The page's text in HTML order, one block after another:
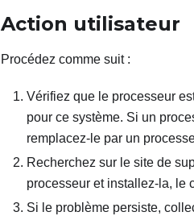
Action utilisateur
Procédez comme suit :
Vérifiez que le processeur
pour ce système. Si un
remplacez-le par un
Recherchez sur le site de
processeur et installez-la, le
Si le problème persiste,